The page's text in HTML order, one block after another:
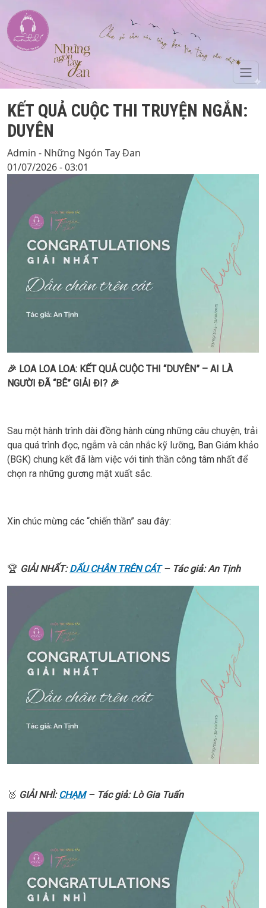
Skip to main content
KẾT QUẢ CUỘC THI TRUYỆN NGẮN:
DUYÊN
Admin - Những Ngón Tay Đan
01/07/2026 - 03:01
🎉 LOA LOA LOA: KẾT QUẢ CUỘC THI “DUYÊN” – AI LÀ
NGƯỜI ĐÃ “BÊ” GIẢI ĐI? 🎉
Sau một hành trình dài đồng hành cùng những câu chuyện, trải
qua quá trình đọc, ngẫm và cân nhắc kỹ lưỡng, Ban Giám khảo
(BGK) chung kết đã làm việc với tinh thần công tâm nhất để
chọn ra những gương mặt xuất sắc.
Xin chúc mừng các “chiến thần” sau đây:
🏆 GIẢI NHẤT:DẤU CHÂN TRÊN CÁT– Tác giả: An Tịnh
🥈 GIẢI NHÌ: CHẠM– Tác giả: Lò Gia Tuấn